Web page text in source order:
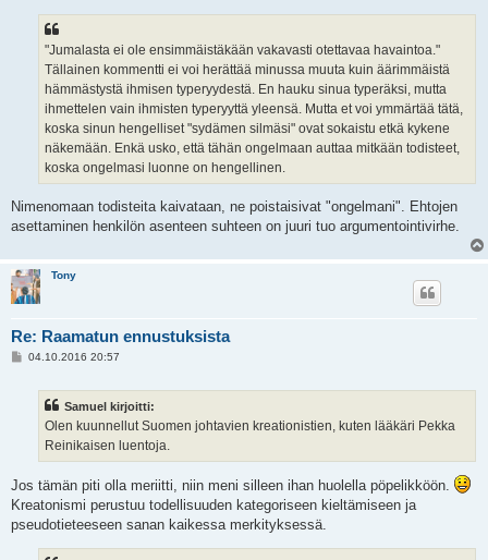
"Jumalasta ei ole ensimmäistäkään vakavasti otettavaa havaintoa."
Tällainen kommentti ei voi herättää minussa muuta kuin äärimmäistä
hämmästystä ihmisen typeryydestä. En hauku sinua typeräksi, mutta
ihmettelen vain ihmisten typeryyttä yleensä. Mutta et voi ymmärtää tätä,
koska sinun hengelliset "sydämen silmäsi" ovat sokaistu etkä kykene
näkemään. Enkä usko, että tähän ongelmaan auttaa mitkään todisteet,
koska ongelmasi luonne on hengellinen.
Nimenomaan todisteita kaivataan, ne poistaisivat "ongelmani". Ehtojen
asettaminen henkilön asenteen suhteen on juuri tuo argumentointivirhe.
Tony
Re: Raamatun ennustuksista
V04.10.2016 20:57
Samuel kirjoitti:
Olen kuunnellut Suomen johtavien kreationistien, kuten lääkäri Pekka
Reinikaisen luentoja.
Jos tämän piti olla meriitti, niin meni silleen ihan huolella pöpelikköön.
Kreatonismi perustuu todellisuuden kategoriseen kieltämiseen ja
pseudotieteeseen sanan kaikessa merkityksessä.